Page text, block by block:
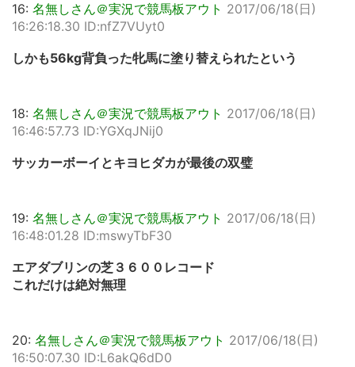
16: 名無しさん＠実況で競馬板アウト 2017/06/18(日)
16:26:18.30 ID:nfZ7VUyt0
しかも56kg背負った牝馬に塗り替えられたという
18: 名無しさん＠実況で競馬板アウト 2017/06/18(日)
16:46:57.73 ID:YGXqJNij0
サッカーボーイとキヨヒダカが最後の双璧
19: 名無しさん＠実況で競馬板アウト 2017/06/18(日)
16:48:01.28 ID:mswyTbF30
エアダブリンの芝３６００レコード
これだけは絶対無理
20: 名無しさん＠実況で競馬板アウト 2017/06/18(日)
16:50:07.30 ID:L6akQ6dD0